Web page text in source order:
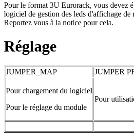
Pour le format 3U Eurorack, vous devez
logiciel de gestion des leds d'affichage
Reportez vous à la notice pour cela.
Réglage
JUMPER_MAP JUMPER
Pour chargement du logiciel
Pour le réglage du module
Pour